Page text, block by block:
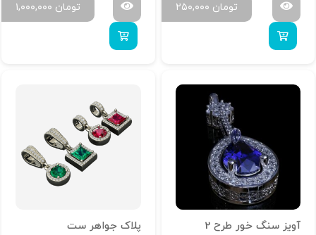
۲۵۰,۰۰۰ تومان ۱,۰۰۰,۰۰۰ تومان
آویز سنگ خور طرح 2 پلاک جواهر ست